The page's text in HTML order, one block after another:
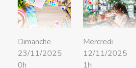
Dimanche
23/11/2025
0h
Mercredi
12/11/2025
1h